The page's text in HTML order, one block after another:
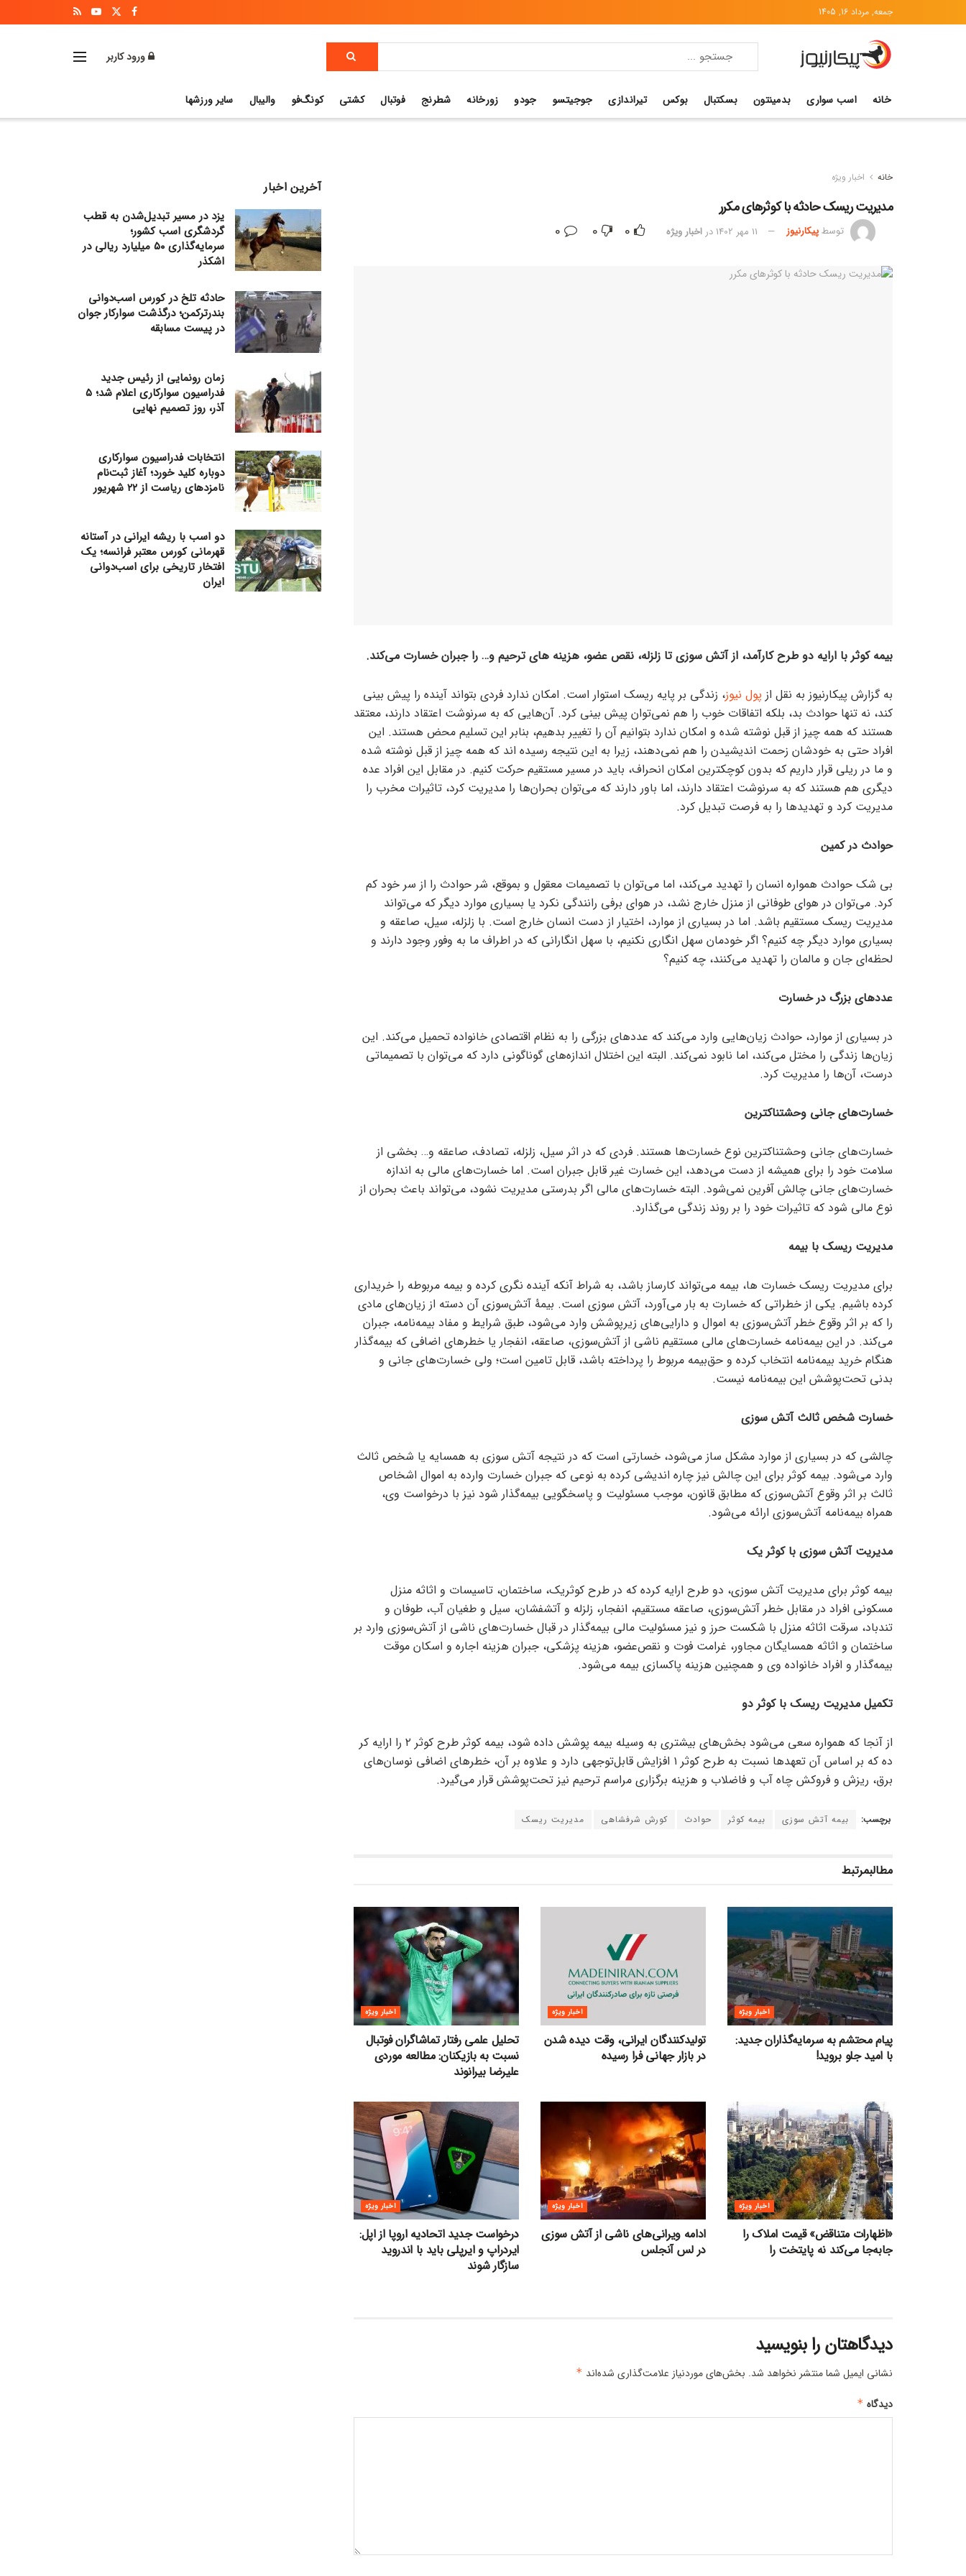
جمعه, مرداد 16, 1405
ورود کاربر
خانه اسب سواری بدمینتون بسکتبال بوکس تیراندازی جوجیتسو جودو زورخانه شطرنج فوتبال کشتی کونگ‌فو والیبال سایر ورزشها
خانه اخبار ویژه
مدیریت ریسک حادثه با کوثر‌های مکرر
توسطپیکارنیوز 11 مهر 1402 در اخبار ویژه 0
0
بیمه کوثر با ارایه دو طرح کارآمد، از آتش سوزی تا زلزله، نقص عضو، هزینه های ترحیم و… را جبران خسارت می‌کند.
به گزارش پیکارنیوز به نقل از پول نیوز، زندگی بر پایه ریسک استوار است. امکان ندارد فردی بتواند آینده را پیش بینی
کند، نه تنها حوادث بد، بلکه اتفاقات خوب را هم نمی‌توان پیش بینی کرد. آن‌هایی که به سرنوشت اعتقاد دارند، معتقد
هستند که همه چیز از قبل نوشته شده و امکان ندارد بتوانیم آن را تغییر بدهیم، بنابر این تسلیم محض هستند. این
افراد حتی به خودشان زحمت اندیشیدن را هم نمی‌دهند، زیرا به این نتیجه رسیده اند که همه چیز از قبل نوشته شده
و ما در ریلی قرار داریم که بدون کوچکترین امکان انحراف، باید در مسیر مستقیم حرکت کنیم. در مقابل این افراد عده
دیگری هم هستند که به سرنوشت اعتقاد دارند، اما باور دارند که می‌توان بحران‌ها را مدیریت کرد، تاثیرات مخرب را
مدیریت کرد و تهدید‌ها را به فرصت تبدیل کرد.
حوادث در کمین
بی شک حوادث همواره انسان را تهدید می‌کند، اما می‌توان با تصمیمات معقول و بموقع، شر حوادث را از سر خود کم
کرد. می‌توان در هوای طوفانی از منزل خارج نشد، در هوای برفی رانندگی نکرد یا بسیاری موارد دیگر که می‌تواند
مدیریت ریسک مستقیم باشد. اما در بسیاری از موارد، اختیار از دست انسان خارج است. با زلزله، سیل، صاعقه و
بسیاری موارد دیگر چه کنیم؟ اگر خودمان سهل انگاری نکنیم، با سهل انگارانی که در اطراف ما به وفور وجود دارند و
لحظه‌ای جان و مالمان را تهدید می‌کنند، چه کنیم؟
عدد‌های بزرگ در خسارت
در بسیاری از موارد، حوادث زیان‌هایی وارد می‌کند که عدد‌های بزرگی را به نظام اقتصادی خانواده تحمیل می‌کند. این
زیان‌ها زندگی را مختل می‌کند، اما نابود نمی‌کند. البته این اختلال اندازه‌های گوناگونی دارد که می‌توان با تصمیماتی
درست، آن‌ها را مدیریت کرد.
خسارت‌های جانی وحشتناکترین
خسارت‌های جانی وحشتناکترین نوع خسارت‌ها هستند. فردی که در اثر سیل، زلزله، تصادف، صاعقه و… بخشی از
سلامت خود را برای همیشه از دست می‌دهد، این خسارت غیر قابل جبران است. اما خسارت‌های مالی به اندازه
خسارت‌های جانی چالش آفرین نمی‌شود. البته خسارت‌های مالی اگر بدرستی مدیریت نشود، می‌تواند باعث بحران از
نوع مالی شود که تاثیرات خود را بر روند زندگی می‌گذارد.
مدیریت ریسک با بیمه
برای مدیریت ریسک خسارت ها، بیمه می‌تواند کارساز باشد، به شراط آنکه آینده نگری کرده و بیمه مربوطه را خریداری
کرده باشیم. یکی از خطراتی که خسارت به بار می‌آورد، آتش سوزی است. بیمۀ آتش‌سوزی آن دسته از زیان‌های مادی
را که بر اثر وقوع خطر آتش‌سوزی به اموال و دارایی‌های زیرپوشش وارد می‌شود، طبق شرایط و مفاد بیمه‌نامه، جبران
می‌کند. در این بیمه‌نامه خسارت‌های مالی مستقیم ناشی از آتش‌سوزی، صاعقه، انفجار یا خطر‌های اضافی که بیمه‌گذار
هنگام خرید بیمه‌نامه انتخاب کرده و حق‌بیمه مربوط را پرداخته باشد، قابل تامین است؛ ولی خسارت‌های جانی و
بدنی تحت‌پوشش این بیمه‌نامه نیست.
خسارت شخص ثالث آتش سوزی
چالشی که در بسیاری از موارد مشکل ساز می‌شود، خسارتی است که در نتیجه آتش سوزی به همسایه یا شخص ثالث
وارد می‌شود. بیمه کوثر برای این چالش نیز چاره اندیشی کرده به نوعی که جبران خسارت وارده به اموال اشخاص
ثالث بر اثر وقوع آتش‌سوزی که مطابق قانون، موجب مسئولیت و پاسخگویی بیمه‌گذار شود نیز با درخواست وی،
همراه بیمه‌نامه آتش‌سوزی ارائه می‌شود.
مدیریت آتش سوزی با کوثر یک
بیمه کوثر برای مدیریت آتش سوزی، دو طرح ارایه کرده که در طرح کوثریک، ساختمان، تاسیسات و اثاثه منزل
مسکونی افراد در مقابل خطر آتش‌سوزی، صاعقه مستقیم، انفجار، زلزله و آتشفشان، سیل و طغیان آب، طوفان و
تندباد، سرقت اثاثه منزل با شکست حرز و نیز مسئولیت مالی بیمه‌گذار در قبال خسارت‌های ناشی از آتش‌سوزی وارد بر
ساختمان و اثاثه همسایگان مجاور، غرامت فوت و نقص‌عضو، هزینه پزشکی، جبران هزینه اجاره و اسکان موقت
بیمه‌گذار و افراد خانواده وی و همچنین هزینه پاکسازی بیمه می‌شود.
تکمیل مدیریت ریسک با کوثر دو
از آنجا که همواره سعی می‌شود بخش‌های بیشتری به وسیله بیمه پوشش داده شود، بیمه کوثر طرح کوثر ۲ را ارایه کر
ده که بر اساس آن تعهد‌ها نسبت به طرح کوثر ۱ افزایش قابل‌توجهی دارد و علاوه بر آن، خطر‌های اضافی نوسان‌های
برق، ریزش و فروکش چاه آب و فاضلاب و هزینه برگزاری مراسم ترحیم نیز تحت‌پوشش قرار می‌گیرد.
برچسب: بیمه آتش سوزی بیمه کوثر حوادث کورش شرفشاهی مدیریت ریسک
مطالبمرتبط
اخبار ویژه
پیام محتشم به سرمایه‌گذاران جدید:
با امید جلو بروید!
اخبار ویژه
تولیدکنندگان ایرانی، وقت دیده شدن
در بازار جهانی فرا رسیده
اخبار ویژه
تحلیل علمی رفتار تماشاگران فوتبال
نسبت به بازیکنان: مطالعه موردی
علیرضا بیرانوند
اخبار ویژه
«اظهارات متناقض» قیمت‌ املاک را
جابه‌جا می‌کند نه پایتخت را
اخبار ویژه
ادامه ویرانی‌های ناشی از آتش سوزی
در لس آنجلس
اخبار ویژه
درخواست جدید اتحادیه اروپا از اپل:
ایردراپ و ایرپلی باید با اندروید
سازگار شوند
دیدگاهتان را بنویسید
نشانی ایمیل شما منتشر نخواهد شد. بخش‌های موردنیاز علامت‌گذاری شده‌اند *
دیدگاه *
آخرین اخبار
یزد در مسیر تبدیل‌شدن به قطب
گردشگری اسب کشور؛
سرمایه‌گذاری ۵۰ میلیارد ریالی در
اشکذر
حادثه تلخ در کورس اسب‌دوانی
بندرترکمن؛ درگذشت سوارکار جوان
در پیست مسابقه
زمان رونمایی از رئیس جدید
فدراسیون سوارکاری اعلام شد؛ ۵
آذر، روز تصمیم نهایی
انتخابات فدراسیون سوارکاری
دوباره کلید خورد؛ آغاز ثبت‌نام
نامزدهای ریاست از ۲۲ شهریور
دو اسب با ریشه ایرانی در آستانه
قهرمانی کورس معتبر فرانسه؛ یک
افتخار تاریخی برای اسب‌دوانی
ایران